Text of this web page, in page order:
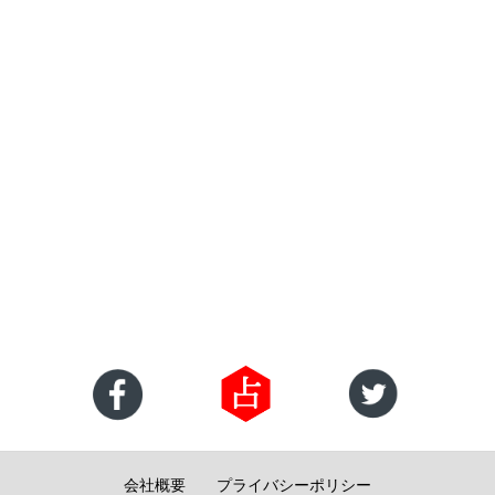
会社概要 プライバシーポリシー